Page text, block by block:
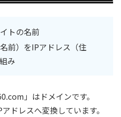
トの名前
前）をIPアドレス（住
み
」はドメインです。
ドレスへ変換しています。